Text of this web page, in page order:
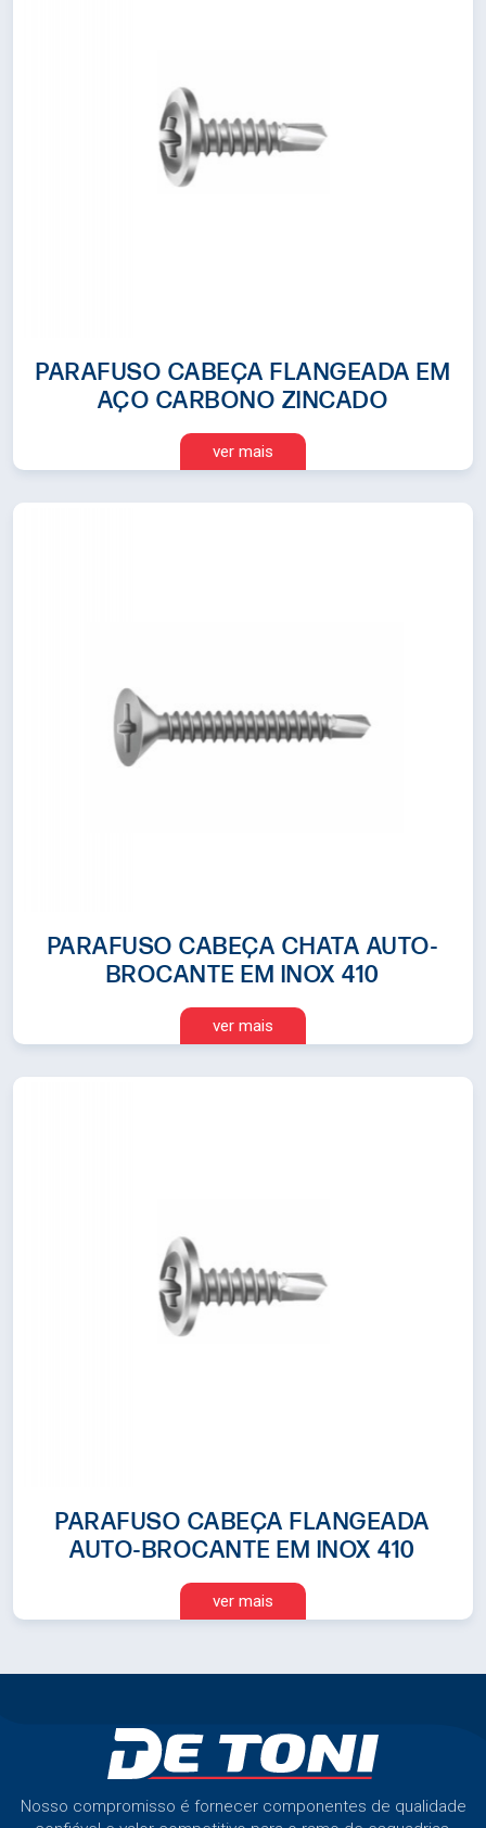
PARAFUSO CABEÇA FLANGEADA EM
AÇO CARBONO ZINCADO
ver mais
PARAFUSO CABEÇA CHATA AUTO-
BROCANTE EM INOX 410
ver mais
PARAFUSO CABEÇA FLANGEADA
AUTO-BROCANTE EM INOX 410
ver mais
Nosso compromisso é fornecer componentes de qualidade